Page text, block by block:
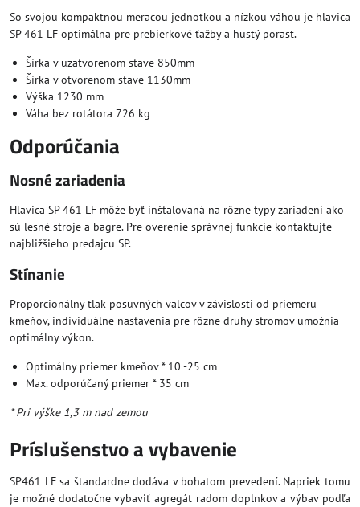
So svojou kompaktnou meracou jednotkou a nízkou váhou je hlavica
SP 461 LF optimálna pre prebierkové ťažby a hustý porast.
Šírka v uzatvorenom stave 850mm
Šírka v otvorenom stave 1130mm
Výška 1230 mm
Váha bez rotátora 726 kg
Odporúčania
Nosné zariadenia
Hlavica SP 461 LF môže byť inštalovaná na rôzne typy zariadení ako
sú lesné stroje a bagre. Pre overenie správnej funkcie kontaktujte
najbližšieho predajcu SP.
Stínanie
Proporcionálny tlak posuvných valcov v závislosti od priemeru
kmeňov, individuálne nastavenia pre rôzne druhy stromov umožnia
optimálny výkon.
Optimálny priemer kmeňov * 10 -25 cm
Max. odporúčaný priemer * 35 cm
* Pri výške 1,3 m nad zemou
Príslušenstvo a vybavenie
SP461 LF sa štandardne dodáva v bohatom prevedení. Napriek tomu
je možné dodatočne vybaviť agregát radom doplnkov a výbav podľa